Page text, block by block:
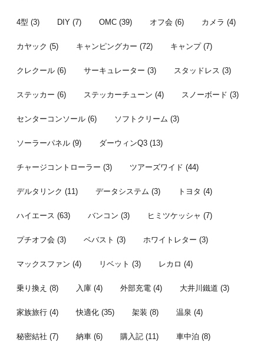
4型 (3) DIY (7) OMC (39) オフ会 (6) カメラ (4)
カヤック (5) キャンピングカー (72) キャンプ(7)
クレクール (6) サーキュレーター (3) スタッドレス (3)
ステッカー (6) ステッカーチューン (4) スノーボード (3)
センターコンソール (6) ソフトクリーム (3)
ソーラーパネル (9) ダーウィンQ3 (13)
チャージコントローラー (3) ツアーズワイド (44)
デルタリンク (11) データシステム (3) トヨタ (4)
ハイエース (63) バンコン (3) ヒミツケッシャ (7)
プチオフ会 (3) ベバスト (3) ホワイトレター (3)
マックスファン (4) リベット (3) レカロ (4)
乗り換え (8) 入庫 (4) 外部充電 (4) 大井川鐵道 (3)
家族旅行 (4) 快適化 (35) 架装 (8) 温泉 (4)
秘密結社 (7) 納車 (6) 購入記 (11) 車中泊 (8)